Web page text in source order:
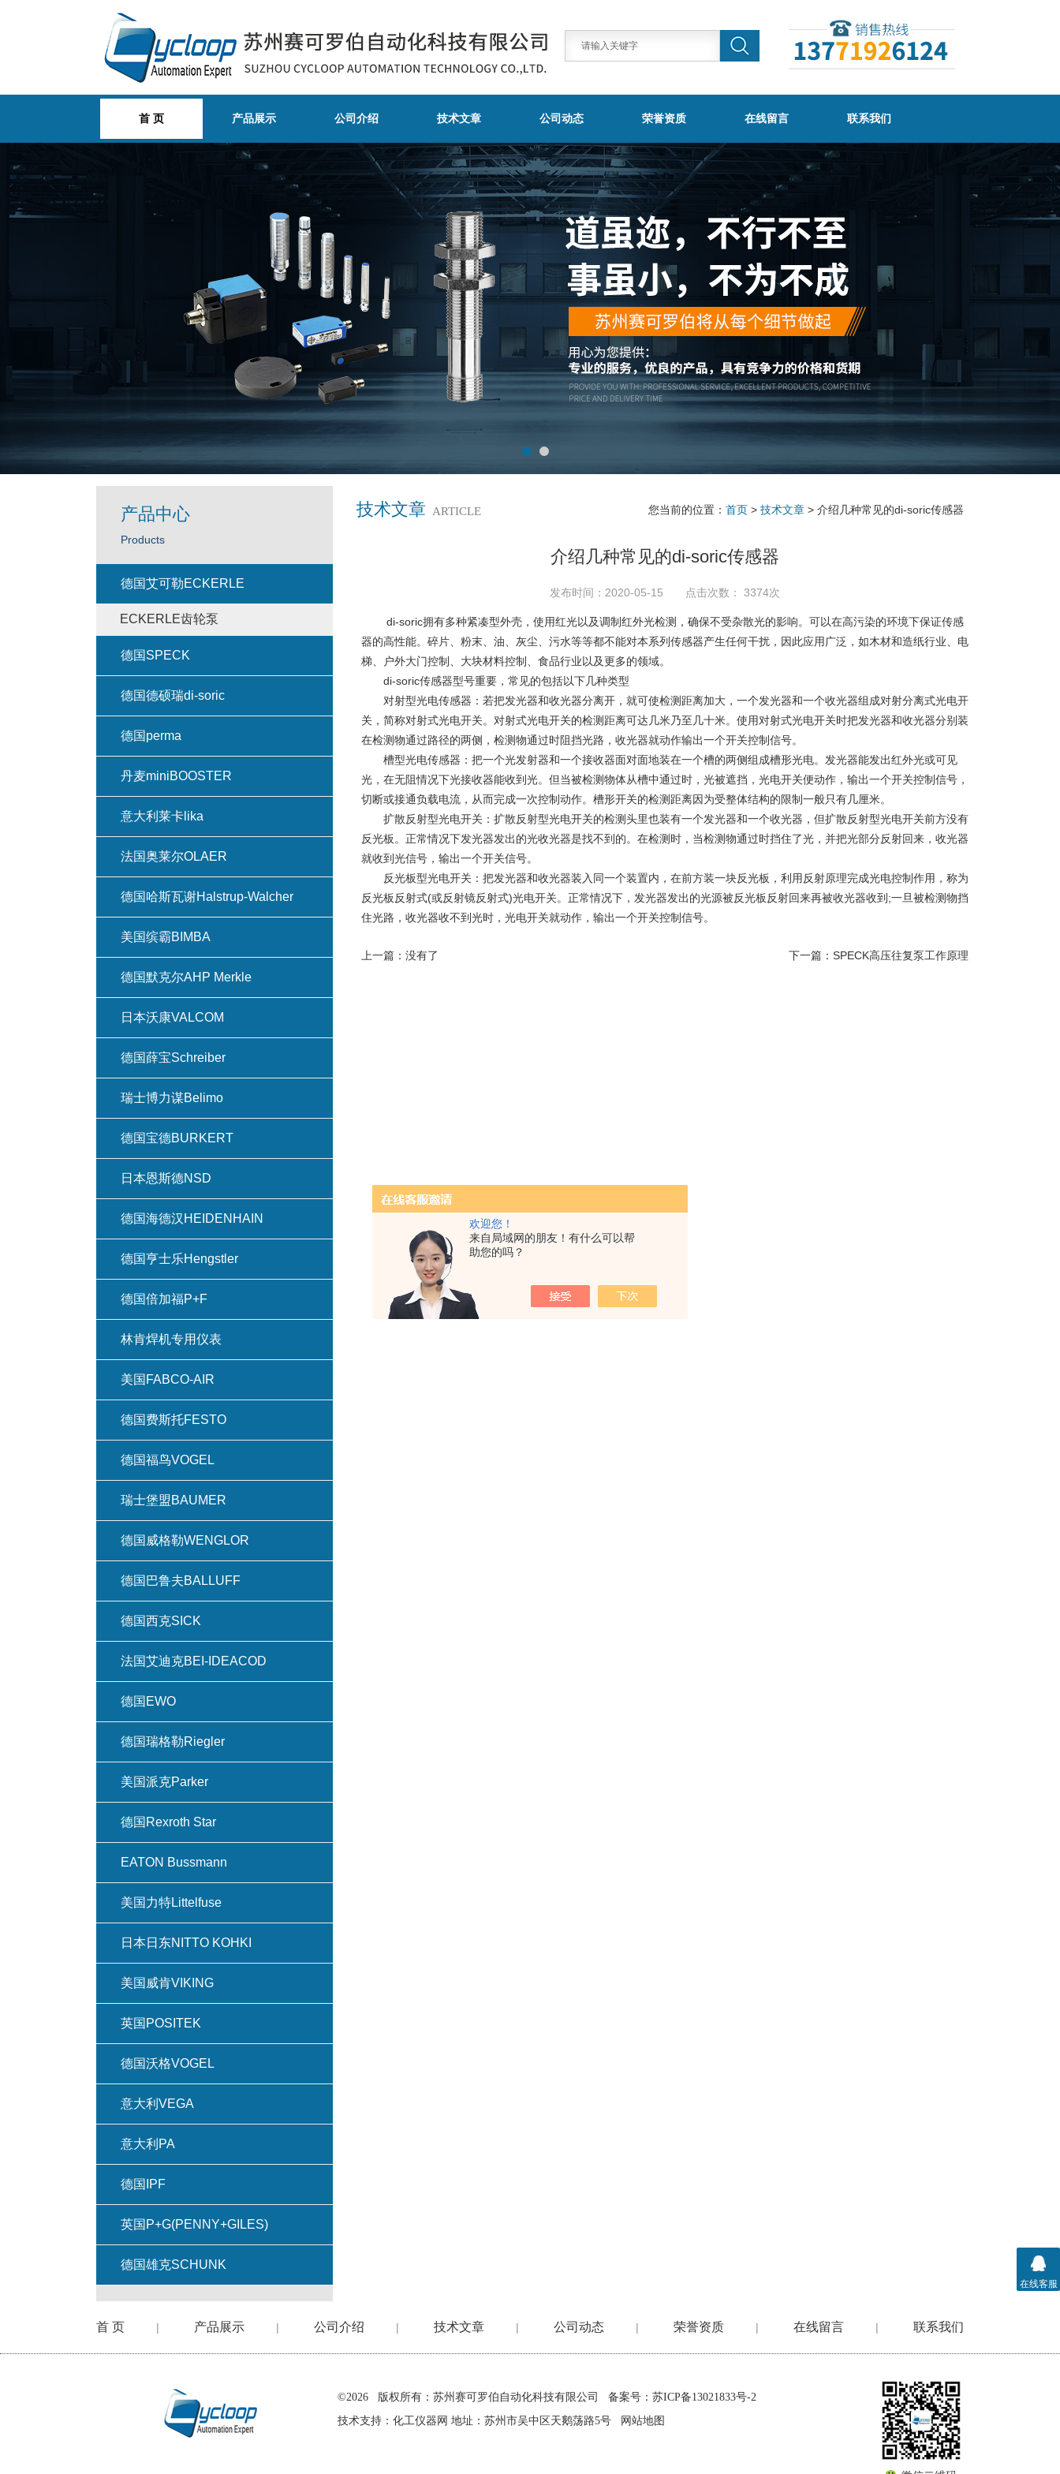
欢迎您！
来自局域网的朋友！有什么可以帮
助您的吗？
首 页 产品展示 公司介绍 技术文章 公司动态 荣誉资质 在线留言 联系我们
技术文章 ARTICLE 您当前的位置： 首页 > 技术文章 > 介绍几种常见的di-soric传感器
介绍几种常见的di-soric传感器
发布时间：2020-05-15 点击次数： 3374次
di-soric拥有多种紧凑型外壳，使用红光以及调制红外光检测，确保不受杂散光的影响。可以在高污染的环境下保证传感
器的高性能。碎片、粉末、油、灰尘、污水等等都不能对本系列传感器产生任何干扰，因此应用广泛，如木材和造纸行业、电
梯、户外大门控制、大块材料控制、食品行业以及更多的领域。
di-soric传感器型号重要，常见的包括以下几种类型
对射型光电传感器：若把发光器和收光器分离开，就可使检测距离加大，一个发光器和一个收光器组成对射分离式光电开
关，简称对射式光电开关。对射式光电开关的检测距离可达几米乃至几十米。使用对射式光电开关时把发光器和收光器分别装
在检测物通过路径的两侧，检测物通过时阻挡光路，收光器就动作输出一个开关控制信号。
槽型光电传感器：把一个光发射器和一个接收器面对面地装在一个槽的两侧组成槽形光电。发光器能发出红外光或可见
光，在无阻情况下光接收器能收到光。但当被检测物体从槽中通过时，光被遮挡，光电开关便动作，输出一个开关控制信号，
切断或接通负载电流，从而完成一次控制动作。槽形开关的检测距离因为受整体结构的限制一般只有几厘米。
扩散反射型光电开关：扩散反射型光电开关的检测头里也装有一个发光器和一个收光器，但扩散反射型光电开关前方没有
反光板。正常情况下发光器发出的光收光器是找不到的。在检测时，当检测物通过时挡住了光，并把光部分反射回来，收光器
就收到光信号，输出一个开关信号。
反光板型光电开关：把发光器和收光器装入同一个装置内，在前方装一块反光板，利用反射原理完成光电控制作用，称为
反光板反射式(或反射镜反射式)光电开关。正常情况下，发光器发出的光源被反光板反射回来再被收光器收到;一旦被检测物挡
住光路，收光器收不到光时，光电开关就动作，输出一个开关控制信号。
下一篇： SPECK高压往复泵工作原理
上一篇：没有了
产品中心
Products
德国艾可勒ECKERLE
ECKERLE齿轮泵
德国SPECK
德国德硕瑞di-soric
德国perma
丹麦miniBOOSTER
意大利莱卡lika
法国奥莱尔OLAER
德国哈斯瓦谢Halstrup-Walcher
美国缤霸BIMBA
德国默克尔AHP Merkle
日本沃康VALCOM
德国薛宝Schreiber
瑞士博力谋Belimo
德国宝德BURKERT
日本恩斯德NSD
德国海德汉HEIDENHAIN
德国亨士乐Hengstler
德国倍加福P+F
林肯焊机专用仪表
美国FABCO-AIR
德国费斯托FESTO
德国福鸟VOGEL
瑞士堡盟BAUMER
德国威格勒WENGLOR
德国巴鲁夫BALLUFF
德国西克SICK
法国艾迪克BEI-IDEACOD
德国EWO
德国瑞格勒Riegler
美国派克Parker
德国Rexroth Star
EATON Bussmann
美国力特Littelfuse
日本日东NITTO KOHKI
美国威肯VIKING
英国POSITEK
德国沃格VOGEL
意大利VEGA
意大利PA
德国IPF
英国P+G(PENNY+GILES)
德国雄克SCHUNK
首 页 | 产品展示 | 公司介绍 | 技术文章 | 公司动态 | 荣誉资质 | 在线留言 | 联系我们
©2026 版权所有：苏州赛可罗伯自动化科技有限公司 备案号：苏ICP备13021833号-2
技术支持： 化工仪器网 地址：苏州市吴中区天鹅荡路5号 网站地图
在线客服